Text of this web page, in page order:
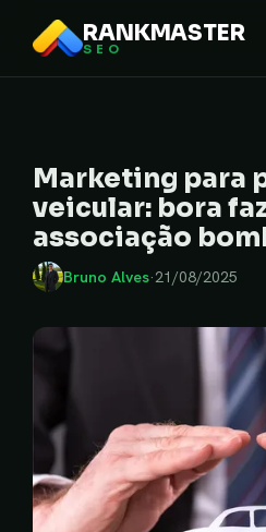
RANKMASTER
SEO
Marketing para
veicular: bora
associação
Bruno Alves·21/08/2025